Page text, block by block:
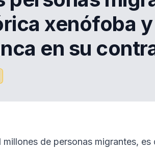
xenófoba
en su
millones de personas migrantes,